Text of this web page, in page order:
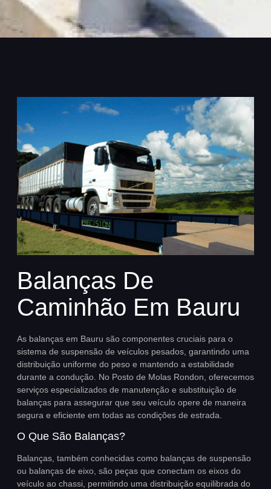
Balanças De
Caminhão Em Bauru
As balanças em Bauru são componentes cruciais para o
sistema de suspensão de veículos pesados, garantindo uma
distribuição uniforme do peso e mantendo a estabilidade
durante a condução. No Posto de Molas Rondon, oferecemos
serviços especializados de manutenção e substituição de
balanças para assegurar que seu veículo opere de maneira
segura e eficiente em todas as condições de estrada.
O Que São Balanças?
Balanças, também conhecidas como balanças de suspensão
ou balanças de eixo, são peças que conectam os eixos do
veículo ao chassi, permitindo uma distribuição equilibrada do